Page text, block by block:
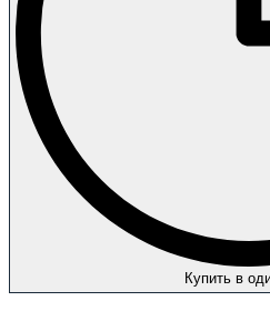
Купить в